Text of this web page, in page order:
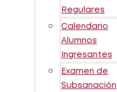
Regulares
Calendario
Alumnos
Ingresantes
Examen de
Subsanación